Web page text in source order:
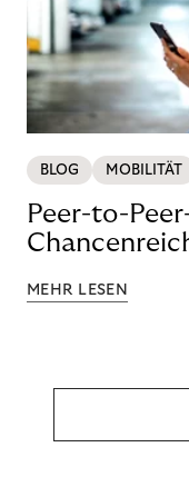
BLOG MOBILITÄT
Peer-to-
MEHR LESEN